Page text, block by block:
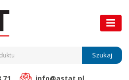
Szukaj